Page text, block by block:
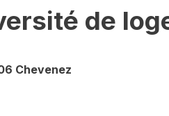
de
Chevenez